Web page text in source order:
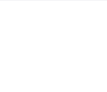
天真爛漫に大舞台を楽
メダル 中井亜美選手
ともっと頑張らないと
てこれよりもっと良い
せたい－ ■中井亜美さ
と』だけど、まだその
て、4年後にはオリン
「初出場の17歳、新
。 次の夢『金メダル』
選手(17) 「フリーも
ままでの試合のなかで
ので、今日は自分を褒
気持ちでフリーに挑み
ら始まります。
完璧な演技を披露しま
フリーに挑みます。
3位 アリサ・リウ
来で、この大舞台最後